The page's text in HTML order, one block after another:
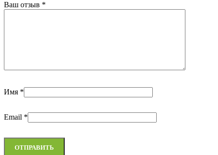
Ваш отзыв *
Имя *
Email *